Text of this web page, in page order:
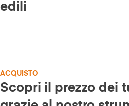
edili
ACQUISTO
Scopri il prezzo dei